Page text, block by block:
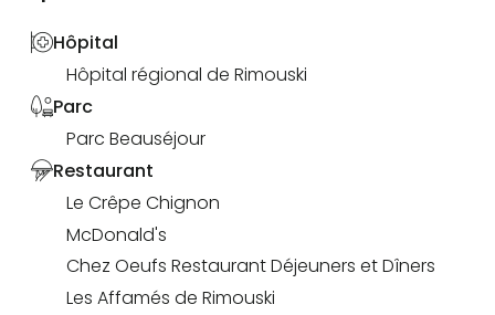
Hôpital
Hôpital régional de Rimouski
Parc
Parc Beauséjour
Restaurant
Le Crêpe Chignon
McDonald's
Chez Oeufs Restaurant Déjeuners et Dîners
Les Affamés de Rimouski